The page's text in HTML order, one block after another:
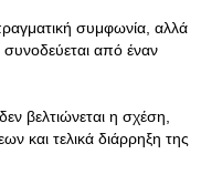
συμφωνία, αλλά
από έναν
βελτιώνεται η σχέση,
και τελικά διάρρηξη της